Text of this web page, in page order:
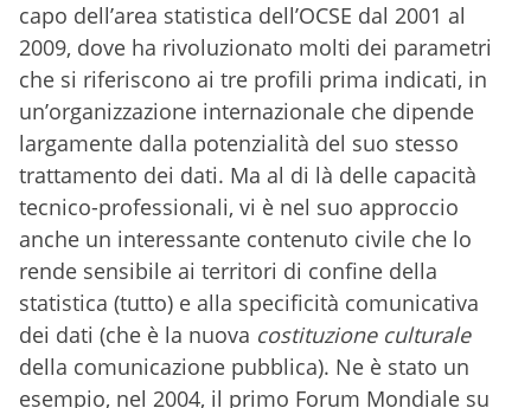
capo dell’area statistica dell’OCSE dal 2001 al
2009, dove ha rivoluzionato molti dei parametri
che si riferiscono ai tre profili prima indicati, in
un’organizzazione internazionale che dipende
largamente dalla potenzialità del suo stesso
trattamento dei dati. Ma al di là delle capacità
tecnico-professionali, vi è nel suo approccio
anche un interessante contenuto civile che lo
rende sensibile ai territori di confine della
statistica (tutto) e alla specificità comunicativa
dei dati (che è la nuova costituzione culturale
della comunicazione pubblica). Ne è stato un
esempio, nel 2004, il primo Forum Mondiale su